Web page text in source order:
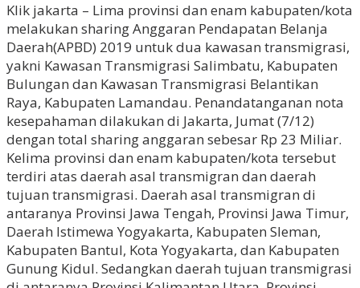
Klik jakarta – Lima provinsi dan enam kabupaten/kota
melakukan sharing Anggaran Pendapatan Belanja
Daerah(APBD) 2019 untuk dua kawasan transmigrasi,
yakni Kawasan Transmigrasi Salimbatu, Kabupaten
Bulungan dan Kawasan Transmigrasi Belantikan
Raya, Kabupaten Lamandau. Penandatanganan nota
kesepahaman dilakukan di Jakarta, Jumat (7/12)
dengan total sharing anggaran sebesar Rp 23 Miliar.
Kelima provinsi dan enam kabupaten/kota tersebut
terdiri atas daerah asal transmigran dan daerah
tujuan transmigrasi. Daerah asal transmigran di
antaranya Provinsi Jawa Tengah, Provinsi Jawa Timur,
Daerah Istimewa Yogyakarta, Kabupaten Sleman,
Kabupaten Bantul, Kota Yogyakarta, dan Kabupaten
Gunung Kidul. Sedangkan daerah tujuan transmigrasi